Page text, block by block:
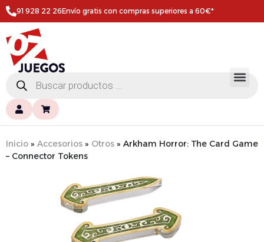
91 928 22 26Envío gratis con compras superiores a 60€*
Inicio » Accesorios » Otros » Arkham Horror: The Card Game
– Connector Tokens